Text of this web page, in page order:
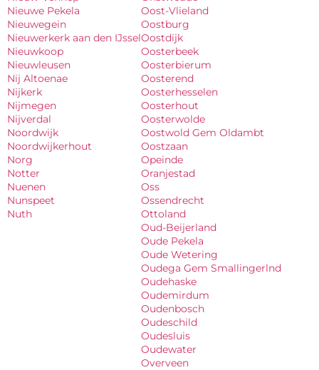
Nieuwe Pekela
Nieuwegein
Nieuwerkerk aan den IJssel
Nieuwkoop
Nieuwleusen
Nij Altoenae
Nijkerk
Nijmegen
Nijverdal
Noordwijk
Noordwijkerhout
Norg
Notter
Nuenen
Nunspeet
Nuth
Oost-Vlieland
Oostburg
Oostdijk
Oosterbeek
Oosterbierum
Oosterend
Oosterhesselen
Oosterhout
Oosterwolde
Oostwold Gem Oldambt
Oostzaan
Opeinde
Oranjestad
Oss
Ossendrecht
Ottoland
Oud-Beijerland
Oude Pekela
Oude Wetering
Oudega Gem Smallingerlnd
Oudehaske
Oudemirdum
Oudenbosch
Oudeschild
Oudesluis
Oudewater
Overveen